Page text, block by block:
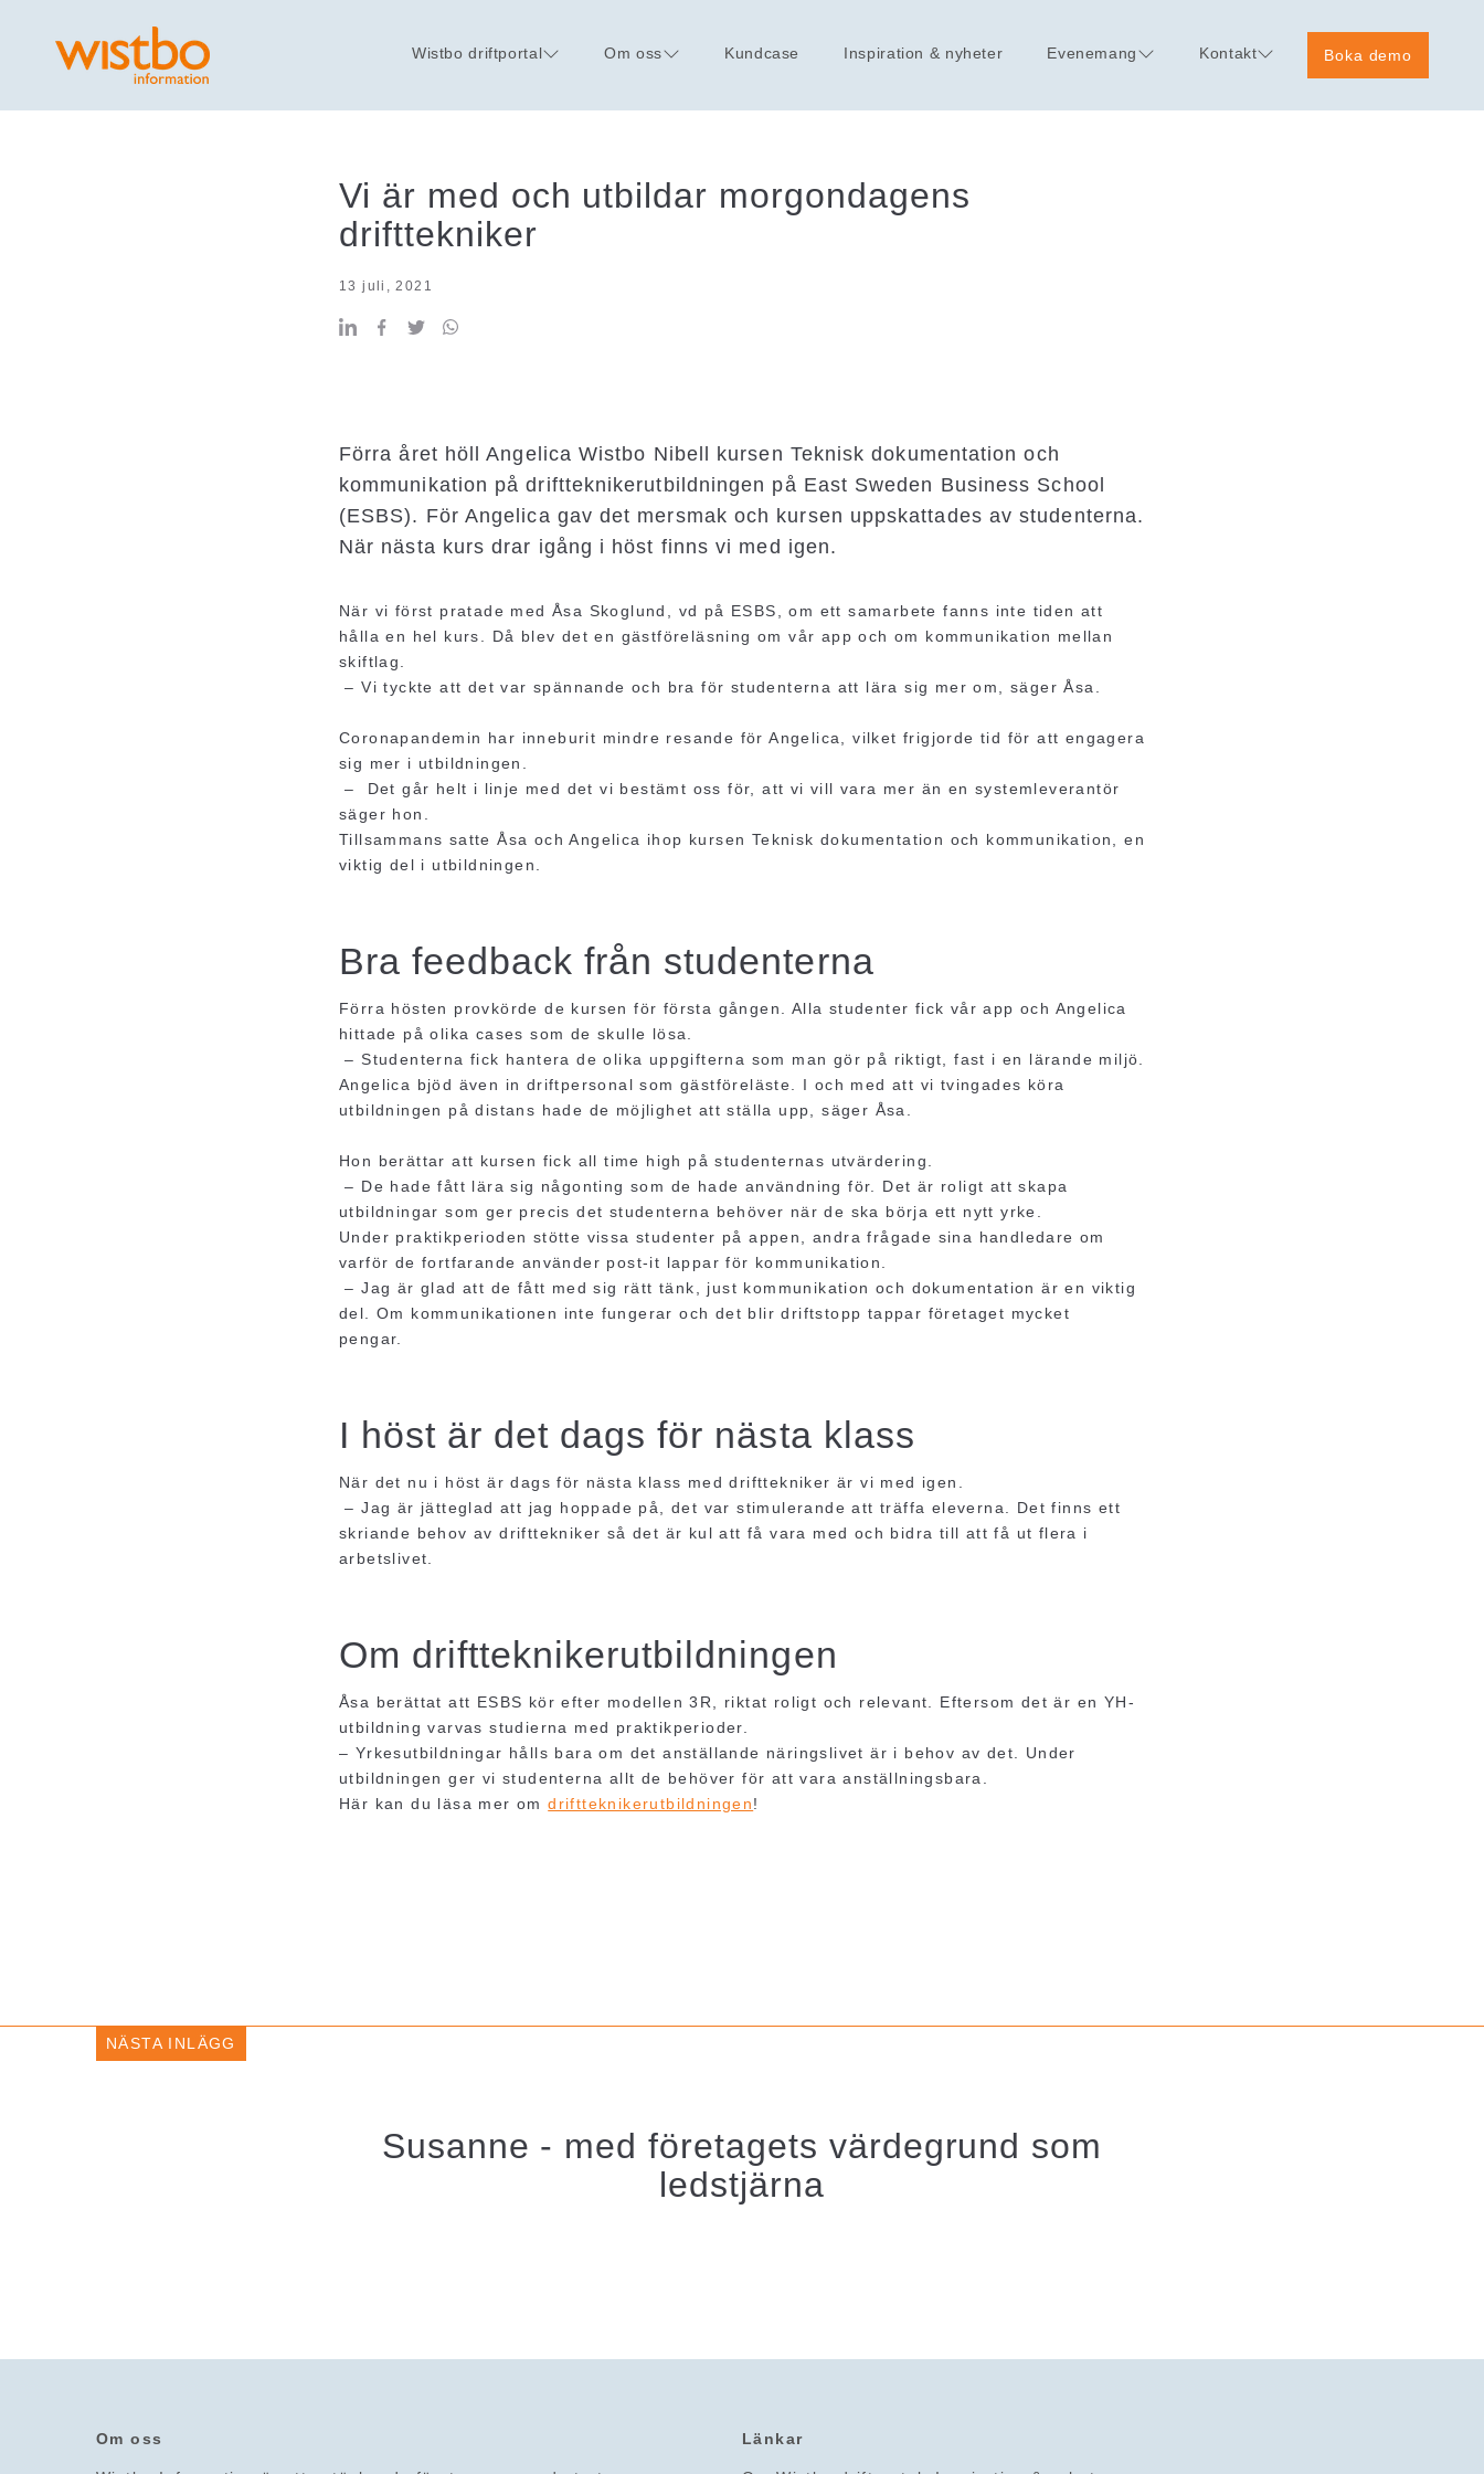
Wistbo driftportal Om oss Kundcase Inspiration & nyheter Evenemang Kontakt Boka demo
Vi är med och utbildar morgondagens
drifttekniker
13 juli, 2021
Förra året höll Angelica Wistbo Nibell kursen Teknisk dokumentation och
kommunikation på driftteknikerutbildningen på East Sweden Business School
(ESBS). För Angelica gav det mersmak och kursen uppskattades av studenterna.
När nästa kurs drar igång i höst finns vi med igen.
När vi först pratade med Åsa Skoglund, vd på ESBS, om ett samarbete fanns inte tiden att
hålla en hel kurs. Då blev det en gästföreläsning om vår app och om kommunikation mellan
skiftlag.
– Vi tyckte att det var spännande och bra för studenterna att lära sig mer om, säger Åsa.
Coronapandemin har inneburit mindre resande för Angelica, vilket frigjorde tid för att engagera
sig mer i utbildningen.
– Det går helt i linje med det vi bestämt oss för, att vi vill vara mer än en systemleverantör
säger hon.
Tillsammans satte Åsa och Angelica ihop kursen Teknisk dokumentation och kommunikation, en
viktig del i utbildningen.
Bra feedback från studenterna
Förra hösten provkörde de kursen för första gången. Alla studenter fick vår app och Angelica
hittade på olika cases som de skulle lösa.
– Studenterna fick hantera de olika uppgifterna som man gör på riktigt, fast i en lärande miljö.
Angelica bjöd även in driftpersonal som gästföreläste. I och med att vi tvingades köra
utbildningen på distans hade de möjlighet att ställa upp, säger Åsa.
Hon berättar att kursen fick all time high på studenternas utvärdering.
– De hade fått lära sig någonting som de hade användning för. Det är roligt att skapa
utbildningar som ger precis det studenterna behöver när de ska börja ett nytt yrke.
Under praktikperioden stötte vissa studenter på appen, andra frågade sina handledare om
varför de fortfarande använder post-it lappar för kommunikation.
– Jag är glad att de fått med sig rätt tänk, just kommunikation och dokumentation är en viktig
del. Om kommunikationen inte fungerar och det blir driftstopp tappar företaget mycket
pengar.
I höst är det dags för nästa klass
När det nu i höst är dags för nästa klass med drifttekniker är vi med igen.
– Jag är jätteglad att jag hoppade på, det var stimulerande att träffa eleverna. Det finns ett
skriande behov av drifttekniker så det är kul att få vara med och bidra till att få ut flera i
arbetslivet.
Om driftteknikerutbildningen
Åsa berättat att ESBS kör efter modellen 3R, riktat roligt och relevant. Eftersom det är en YH-
utbildning varvas studierna med praktikperioder.
– Yrkesutbildningar hålls bara om det anställande näringslivet är i behov av det. Under
utbildningen ger vi studenterna allt de behöver för att vara anställningsbara.
Här kan du läsa mer omdriftteknikerutbildningen!
NÄSTA INLÄGG
Susanne - med företagets värdegrund som
ledstjärna
Om oss Länkar